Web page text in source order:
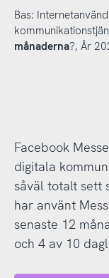
Bas:
månaderna?, År
Facebook
digitala
såväl totalt sett
har använt
senaste 12
och 4 av 10